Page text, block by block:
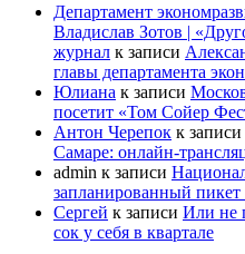
Департамент
Владислав Зотов |
журнал к записи
главы департамента
Юлиана к записи
посетит «Том Сойер
Антон Черепок к записи
Самаре: онлайн-
admin к записи
запланированный пикет
Сергей к записи Или не
сок у себя в квартале